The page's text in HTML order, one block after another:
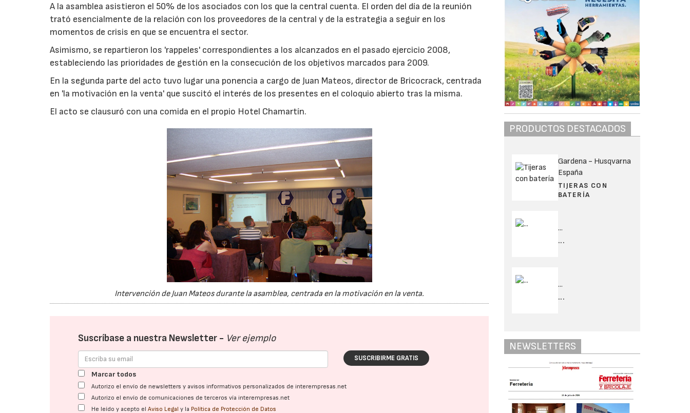
A la asamblea asistieron el 50% de los asociados con los que la central cuenta. El orden del día de la reunión
trató esencialmente de la relación con los proveedores de la central y de la estrategia a seguir en los
momentos de crisis en que se encuentra el sector.
Asimismo, se repartieron los 'rappeles' correspondientes a los alcanzados en el pasado ejercicio 2008,
estableciendo las prioridades de gestión en la consecución de los objetivos marcados para 2009.
En la segunda parte del acto tuvo lugar una ponencia a cargo de Juan Mateos, director de Bricocrack, centrada
en 'la motivación en la venta' que suscitó el interés de los presentes en el coloquio abierto tras la misma.
El acto se clausuró con una comida en el propio Hotel Chamartín.
Intervención de Juan Mateos durante la asamblea, centrada en la motivación en la venta.
Suscríbase a nuestra Newsletter - Ver ejemplo
SUSCRIBIRME GRATIS
Marcar todos
Autorizo el envío de newsletters y avisos informativos personalizados de interempresas.net
Autorizo el envío de comunicaciones de terceros vía interempresas.net
He leído y acepto elAviso Legal y la Política de Protección de Datos
PRODUCTOS DESTACADOS
Gardena - Husqvarna
España
TIJERAS CON
BATERÍA
...
...
...
...
NEWSLETTERS